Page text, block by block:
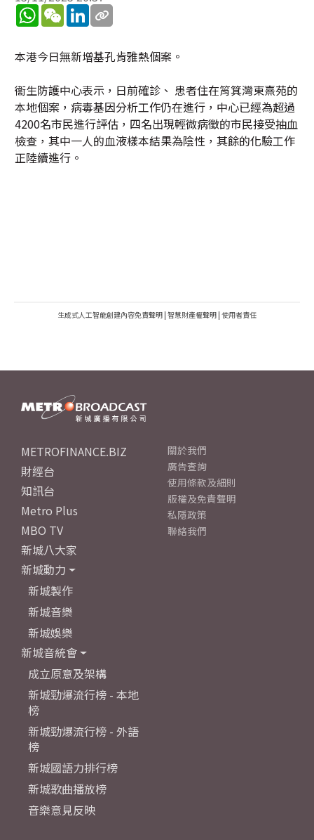
WhatsApp
WeChatLinkedIn
本港今日無新增基孔肯雅熱個案。
衞生防護中心表示，日前確診、 患者住在筲箕灣東熹苑的
本地個案，病毒基因分析工作仍在進行，中心已經為超過
4200名市民進行評估，四名出現輕微病徵的市民接受抽血
檢查，其中一人的血液樣本結果為陰性，其餘的化驗工作
正陸續進行。
生成式人工智能創建內容免責聲明 | 智慧財產權聲明 | 使用者責任
METROFINANCE.BIZ
財經台
知訊台
Metro Plus
MBO TV
新城八大家
新城動力
新城製作
新城音樂
新城娛樂
新城音統會
成立原意及架構
新城勁爆流行榜 - 本地
榜
新城勁爆流行榜 - 外語
榜
新城國語力排行榜
新城歌曲播放榜
音樂意見反映
關於我們
廣告查詢
使用條款及細則
版權及免責聲明
私隱政策
聯絡我們